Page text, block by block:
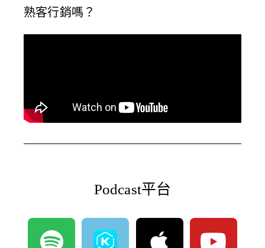
熟客行銷嗎？
Podcast平台
S
A
Y